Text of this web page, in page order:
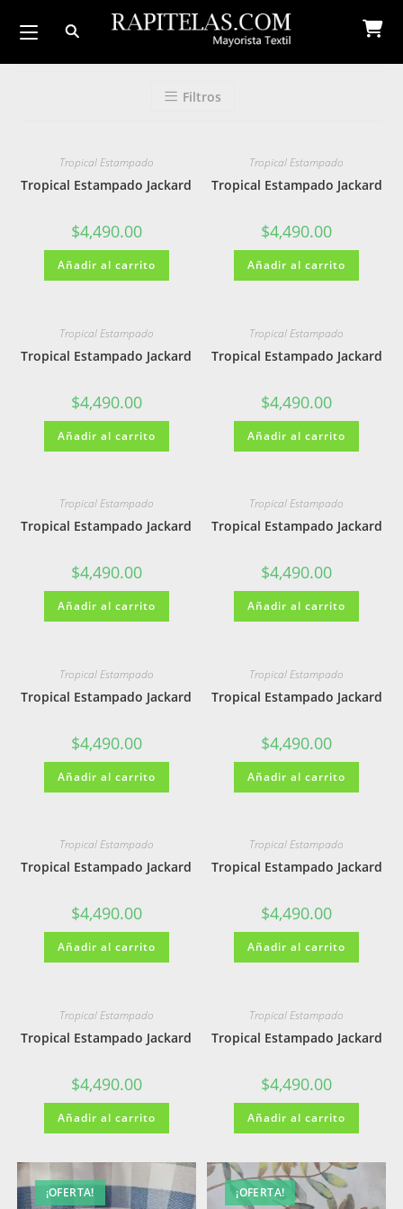
Filtros
Tropical Estampado
Tropical Estampado Jackard
$4,490.00
Añadir al carrito
Tropical Estampado
Tropical Estampado Jackard
$4,490.00
Añadir al carrito
Tropical Estampado
Tropical Estampado Jackard
$4,490.00
Añadir al carrito
Tropical Estampado
Tropical Estampado Jackard
$4,490.00
Añadir al carrito
Tropical Estampado
Tropical Estampado Jackard
$4,490.00
Añadir al carrito
Tropical Estampado
Tropical Estampado Jackard
$4,490.00
Añadir al carrito
Tropical Estampado
Tropical Estampado Jackard
$4,490.00
Añadir al carrito
Tropical Estampado
Tropical Estampado Jackard
$4,490.00
Añadir al carrito
Tropical Estampado
Tropical Estampado Jackard
$4,490.00
Añadir al carrito
Tropical Estampado
Tropical Estampado Jackard
$4,490.00
Añadir al carrito
Tropical Estampado
Tropical Estampado Jackard
$4,490.00
Añadir al carrito
Tropical Estampado
Tropical Estampado Jackard
$4,490.00
Añadir al carrito
¡OFERTA! ¡OFERTA!